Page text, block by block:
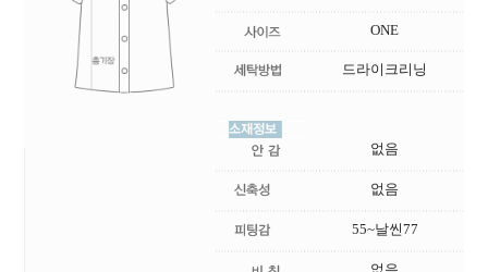
ONE
드라이크리닝
없음
없음
55~날씬77